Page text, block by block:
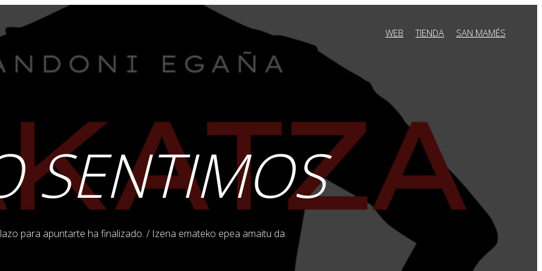
WEB TIENDA SAN MAMÉS
SENTIMOS
para apuntarte ha finalizado. / Izena emateko epea amaitu da.